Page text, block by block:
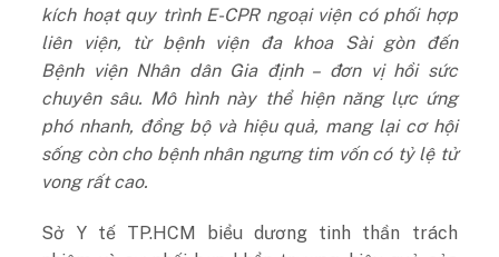
kích hoạt quy trình E-CPR ngoại viện có phối hợp
liên viện, từ bệnh viện đakhoa Sài gònđến
Bệnhviện Nhân dân Gia định – đơn vị hồi sức
chuyên sâu. Mô hình này thể hiện năng lực ứng
phó nhanh, đồng bộ và hiệu quả, mang lại cơ hội
sống còn cho bệnh nhân ngưng tim vốn có tỷ lệ tử
vong rấtcao.
Sở Y tế TP.HCM biểu dương tinh thần trách